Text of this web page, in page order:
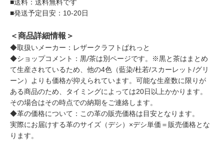
■送料：送料無料です
■発送予定目安：10-20日
＜商品詳細情報＞
◆取扱いメーカー：レザークラフトぱれっと
◆ショップコメント：黒/茶は別ページです。※黒と茶はまとめ
て生産されているため、他の4色（藍染/杜若/スカーレット/グリ
ーン）よりも価格が抑えられています。可能な生産数に限りが
ある商品のため、タイミングによっては20日以上かかります。
その場合はその時点での納期をご連絡します。
◆革の価格について：この革の販売価格は目安となります。
実際にお届けする革のサイズ（デシ）×デシ単価＝販売価格とな
ります。